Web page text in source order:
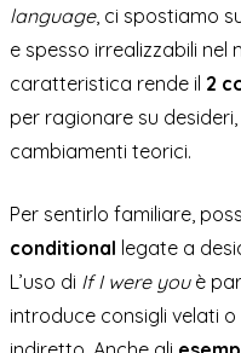
language, ci spostiamo
e spesso irrealizzabili
caratteristica rende il 2
per ragionare su
cambiamenti teorici.
Per sentirlo familiare,
conditional legate a
L’uso di If I were youè
introduce consigli velati